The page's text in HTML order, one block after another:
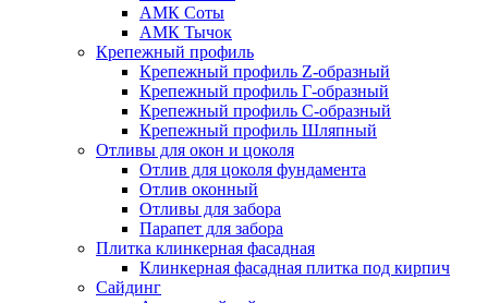
АМК Соты
АМК Тычок
Крепежный профиль
Крепежный профиль Z-образный
Крепежный профиль Г-образный
Крепежный профиль С-образный
Крепежный профиль Шляпный
Отливы для окон и цоколя
Отлив для цоколя фундамента
Отлив оконный
Отливы для забора
Парапет для забора
Плитка клинкерная фасадная
Клинкерная фасадная плитка под кирпич
Сайдинг